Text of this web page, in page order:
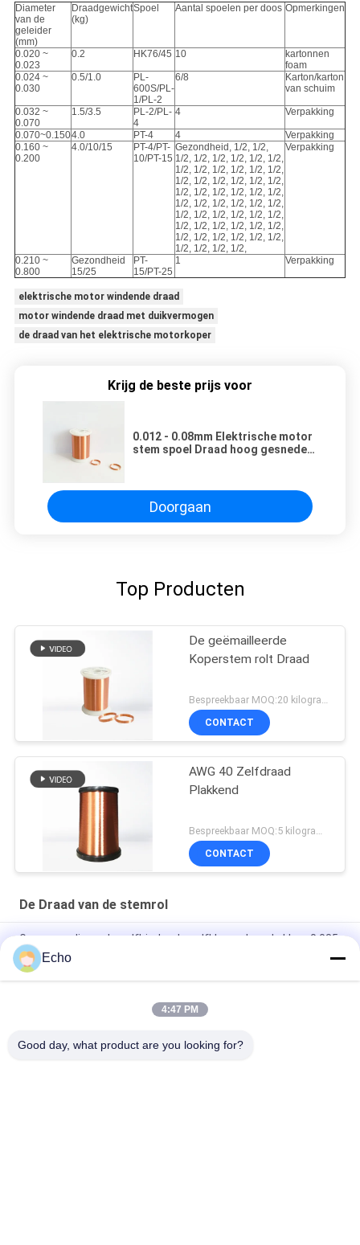
Diameter
van de
geleider
(mm)
Draadgewicht
(kg)
Spoel Aantal spoelen per doos Opmerkingen
0.020 ~
0.023
0.2 HK76/45 10
kartonnen
foam
0.024 ~
0.030
0.5/1.0
PL-
600S/PL-
1/PL-2
6/8
Karton/karton
van schuim
0.032 ~
0.070
1.5/3.5
PL-2/PL-
4
4 Verpakking
0.070~0.1504.0 PT-4 4
Verpakking
0.160 ~
0.200
4.0/10/15
PT-4/PT-
10/PT-15
Gezondheid, 1/2, 1/2,
1/2, 1/2, 1/2, 1/2, 1/2, 1/2,
1/2, 1/2, 1/2, 1/2, 1/2, 1/2,
1/2, 1/2, 1/2, 1/2, 1/2, 1/2,
1/2, 1/2, 1/2, 1/2, 1/2, 1/2,
1/2, 1/2, 1/2, 1/2, 1/2, 1/2,
1/2, 1/2, 1/2, 1/2, 1/2, 1/2,
1/2, 1/2, 1/2, 1/2, 1/2, 1/2,
1/2, 1/2, 1/2, 1/2, 1/2, 1/2,
1/2, 1/2, 1/2, 1/2,
Verpakking
0.210 ~
0.800
Gezondheid
15/25
PT-
15/PT-25
1 Verpakking
elektrische motor windende draad
motor windende draad met duikvermogen
de draad van het elektrische motorkoper
Krijg de beste prijs voor
0.012 - 0.08mm Elektrische motor
stem spoel Draad hoog gesneden
Doorgaan
Top Producten
De geëmailleerde
Koperstem rolt Draad
Bespreekbaar MOQ:20 kilogram/Kilogram
CONTACT
AWG 40 Zelfdraad
Plakkend
CONTACT
De Draad van de stemrol
Gepersonaliseerde zelfbindende zelfklevende rode kleur 0,035
mm CCA draad voor spraak spoelen / audio kabel
AWG47 Rood 0,035mm Zelfhechtende Koperbeklede
Echo
4:47 PM
Good day, what product are you looking for?